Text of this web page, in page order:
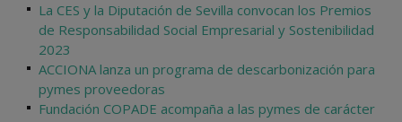
La CES y la Diputación de Sevilla convocan los Premios
de Responsabilidad Social Empresarial y Sostenibilidad
2023
ACCIONA lanza un programa de descarbonización para
pymes proveedoras
Fundación COPADE acompaña a las pymes de carácter